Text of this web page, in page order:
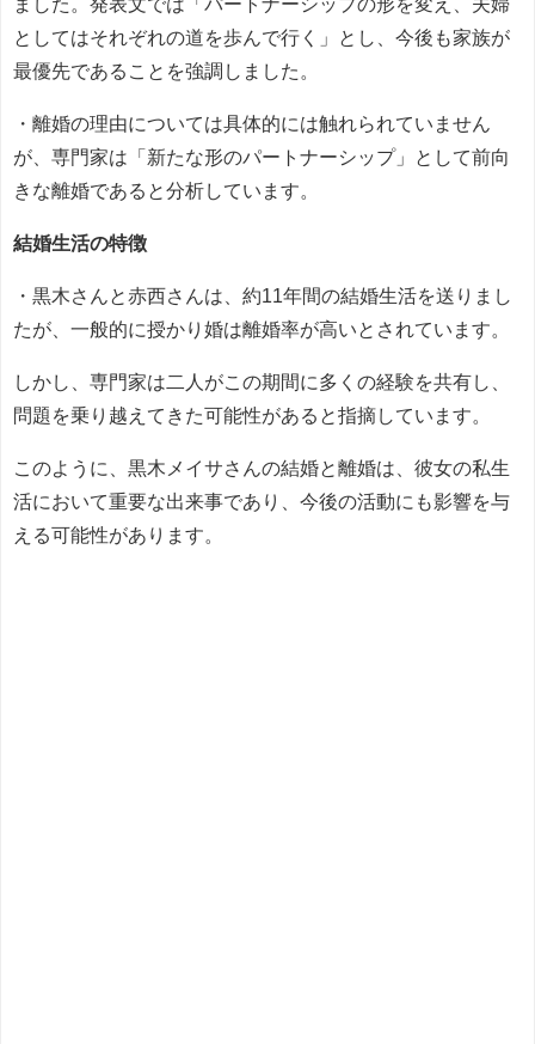
ました。発表文では「パートナーシップの形を変え、夫婦
としてはそれぞれの道を歩んで行く」とし、今後も家族が
最優先であることを強調しました。
・離婚の理由については具体的には触れられていません
が、専門家は「新たな形のパートナーシップ」として前向
きな離婚であると分析しています。
結婚生活の特徴
・黒木さんと赤西さんは、約11年間の結婚生活を送りまし
たが、一般的に授かり婚は離婚率が高いとされています。
しかし、専門家は二人がこの期間に多くの経験を共有し、
問題を乗り越えてきた可能性があると指摘しています。
このように、黒木メイサさんの結婚と離婚は、彼女の私生
活において重要な出来事であり、今後の活動にも影響を与
える可能性があります。